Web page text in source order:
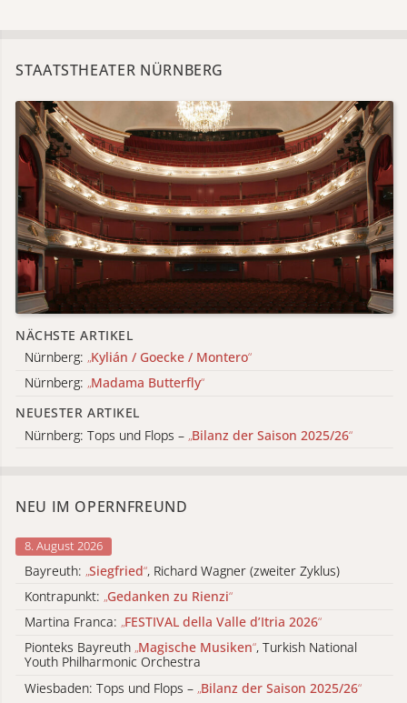
STAATSTHEATER NÜRNBERG
NÄCHSTE ARTIKEL
Nürnberg: „Kylián / Goecke / Montero“
Nürnberg: „Madama Butterfly“
NEUESTER ARTIKEL
Nürnberg: Tops und Flops – „Bilanz der Saison 2025/26“
NEU IM OPERNFREUND
8. August 2026
Bayreuth: „Siegfried“, Richard Wagner (zweiter Zyklus)
Kontrapunkt: „Gedanken zu Rienzi“
Martina Franca: „FESTIVAL della Valle d’Itria 2026“
Pionteks Bayreuth „Magische Musiken“, Turkish National
Youth Philharmonic Orchestra
Wiesbaden: Tops und Flops – „Bilanz der Saison 2025/26“